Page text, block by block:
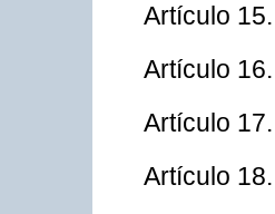
Artículo
Artículo
Artículo
Artículo